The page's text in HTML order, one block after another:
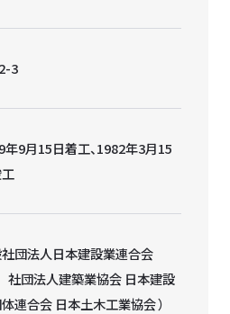
3
年9月15日着工、1982年3月15
団法人日本建設業連合会
社団法人建築業協会 日本建設
連合会 日本土木工業協会 ）